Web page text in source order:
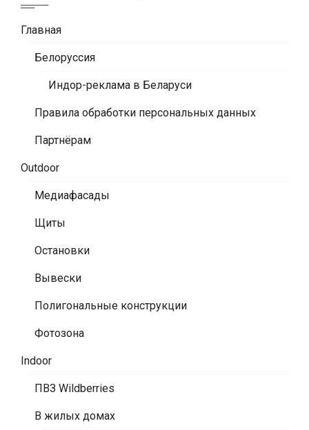
Главная
Белоруссия
Индор-реклама в Беларуси
Правила обработки персональных данных
Партнёрам
Outdoor
Медиафасады
Щиты
Остановки
Вывески
Полигональные конструкции
Фотозона
Indoor
ПВЗ Wildberries
В жилых домах